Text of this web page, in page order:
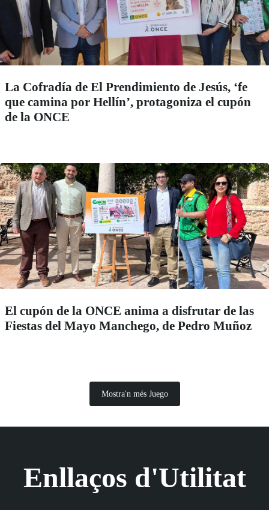
La Cofradía de El Prendimiento de Jesús, ‘fe
que camina por Hellín’, protagoniza el cupón
de la ONCE
El cupón de la ONCE anima a disfrutar de las
Fiestas del Mayo Manchego, de Pedro Muñoz
Mostra'n més Juego
Enllaços d'Utilitat